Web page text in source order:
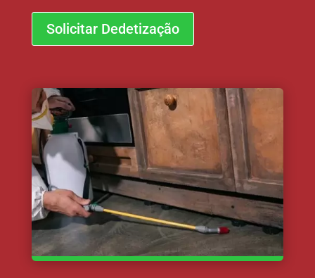
Solicitar Dedetização